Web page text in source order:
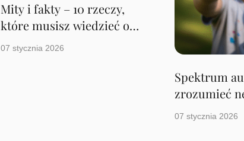
Mity i fakty – 10 rzeczy,
które musisz wiedzieć o
zaburzeniach osobowości.
07 stycznia 2026
Spektrum
zrozumieć
07 stycznia 2026